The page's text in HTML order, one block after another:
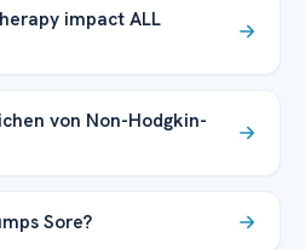
impact ALL
von Non-Hodgkin-
Sore?